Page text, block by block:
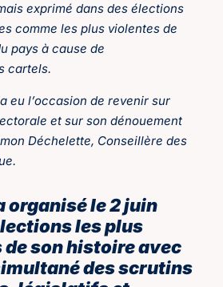
exprimé dans des élections
comme les plus violentes de
pays à cause de
cartels.
a eu l’occasion de revenir sur
et sur son dénouement
Déchelette, Conseillère des
organisé le 2 juin
les plus
son histoire avec
des scrutins